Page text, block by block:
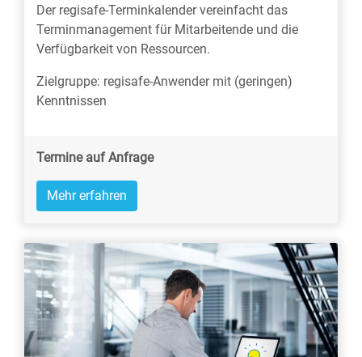
Der regisafe-Terminkalender vereinfacht das
Terminmanagement für Mitarbeitende und die
Verfügbarkeit von Ressourcen.
Zielgruppe: regisafe-Anwender mit (geringen)
Kenntnissen
Termine auf Anfrage
Mehr erfahren